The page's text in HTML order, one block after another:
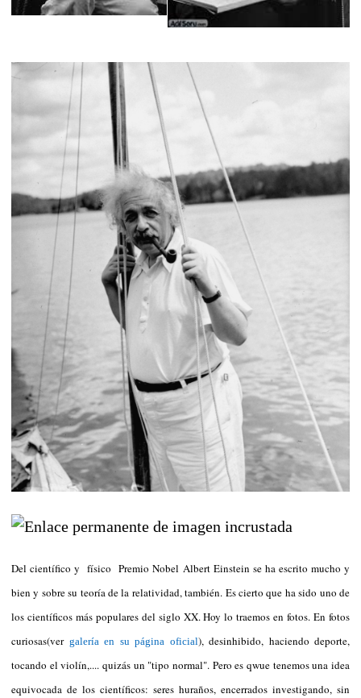
Del científico y físico Premio Nobel Albert Einstein se ha escrito mucho y
bien y sobre su teoría de la relatividad, también. Es cierto que ha sido uno de
los científicos más populares del siglo XX. Hoy lo traemos en fotos. En fotos
curiosas(ver galería en su página oficial), desinhibido, haciendo deporte,
tocando el violín,.... quizás un "tipo normal". Pero es qwue tenemos una idea
equivocada de los científicos: seres huraños, encerrados investigando, sin